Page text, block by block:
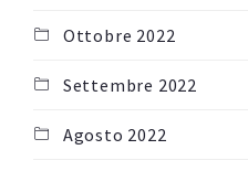
Ottobre 2022
Settembre 2022
Agosto 2022